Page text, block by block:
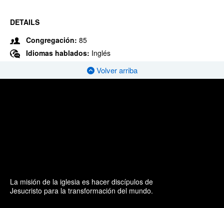
DETAILS
Congregación: 85
Idiomas hablados: Inglés
Volver arriba
La misión de la iglesia es hacer discípulos de
Jesucristo para la transformación del mundo.